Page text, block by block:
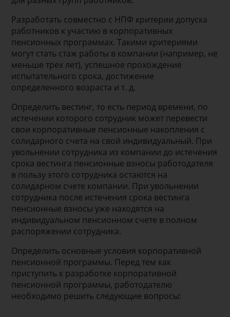
Разработать совместно с НПФ критерии допуска
работников к участию в корпоративных
пенсионных программах. Такими критериями
могут стать стаж работы в компании (например, не
меньше трех лет), успешное прохождение
испытательного срока, достижение
определенного возраста и т. д.
Определить вестинг, то есть период времени, по
истечении которого сотрудник может перевести
свои корпоративные пенсионные накопления с
солидарного счета на свой индивидуальный. При
увольнении сотрудника из компании до истечения
срока вестинга пенсионные взносы работодателя
в пользу этого сотрудника остаются на
солидарном счете компании. При увольнении
сотрудника после истечения срока вестинга
пенсионные взносы уже находятся на
индивидуальном пенсионном счете в полном
распоряжении сотрудника.
Определить основные условия корпоративной
пенсионной программы. Перед тем как
приступить к разработке корпоративной
пенсионной программы, работодателю
необходимо решить следующие вопросы: